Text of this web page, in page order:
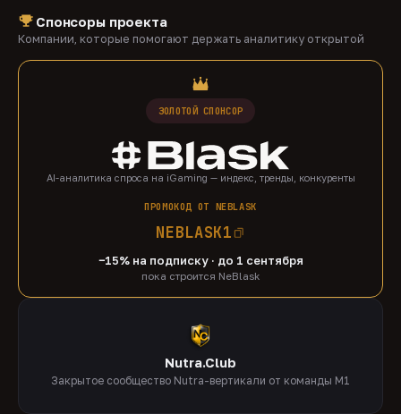
Спонсоры проекта
Компании, которые помогают держать аналитику открытой
ЗОЛОТОЙ СПОНСОР
AI-аналитика спроса на iGaming — индекс, тренды, конкуренты
ПРОМОКОД ОТ NEBLASK
NEBLASK1
−15% на подписку · до 1 сентября
пока строится NeBlask
Nutra.Club
Закрытое сообщество Nutra-вертикали от команды M1